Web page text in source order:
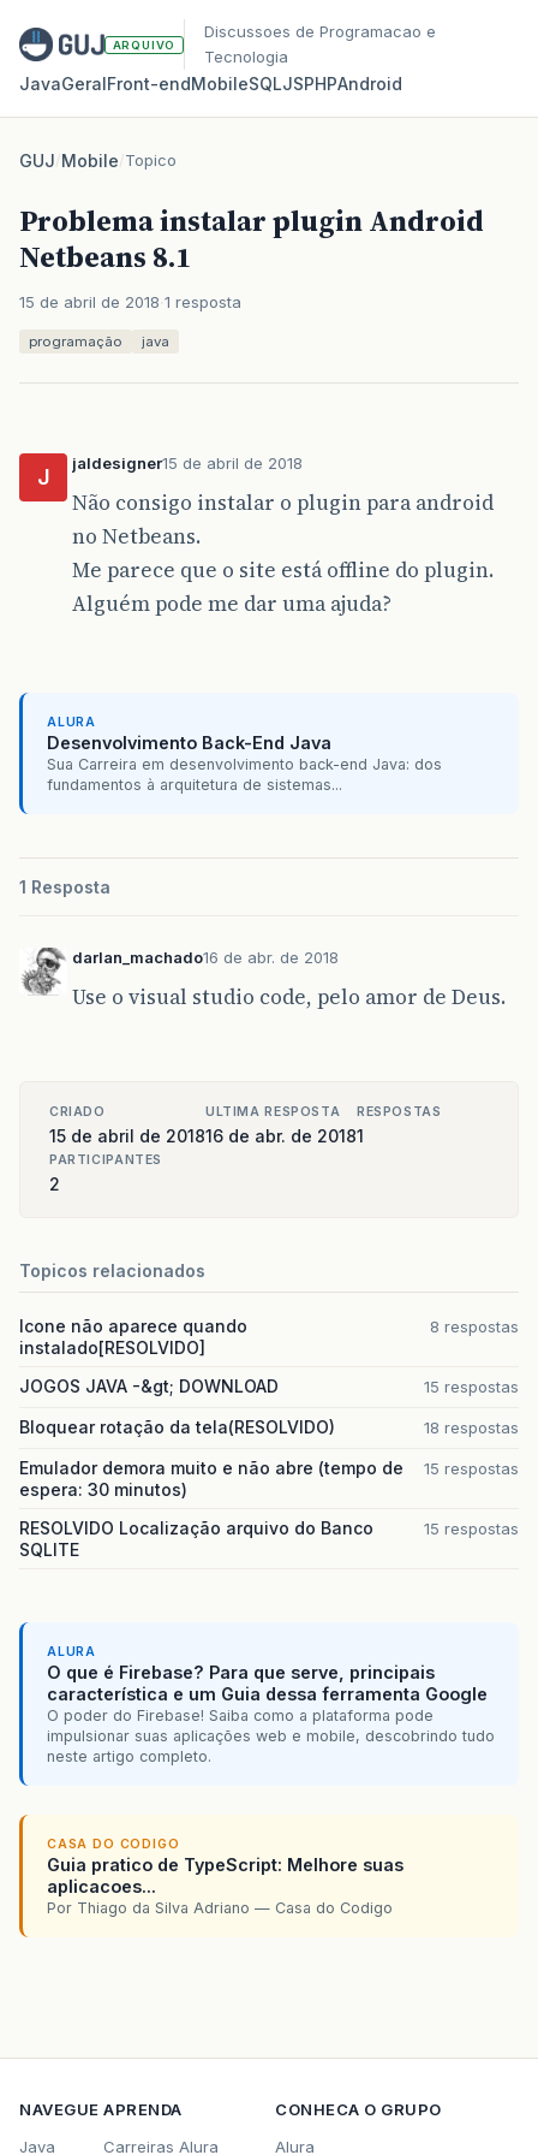
ARQUIVO
Discussoes de Programacao e
Tecnologia
JavaGeralFront‑endMobileSQLJSPHPAndroid
GUJ/Mobile/Topico
Problema instalar plugin Android
Netbeans 8.1
15 de abril de 2018 1 resposta
programação java
J
jaldesigner15 de abril de 2018
Não consigo instalar o plugin para android
no Netbeans.
Me parece que o site está offline do plugin.
Alguém pode me dar uma ajuda?
ALURA
Desenvolvimento Back-End Java
Sua Carreira em desenvolvimento back-end Java: dos
fundamentos à arquitetura de sistemas...
1 Resposta
darlan_machado16 de abr. de 2018
Use o visual studio code, pelo amor de Deus.
CRIADO
15 de abril de 2018
ULTIMA RESPOSTA
16 de abr. de 2018
RESPOSTAS
1
PARTICIPANTES
2
Topicos relacionados
Icone não aparece quando
instalado[RESOLVIDO]
8 respostas
JOGOS JAVA -&gt; DOWNLOAD 15 respostas
Bloquear rotação da tela(RESOLVIDO) 18 respostas
Emulador demora muito e não abre (tempo de
espera: 30 minutos)
15 respostas
RESOLVIDO Localização arquivo do Banco
SQLITE
15 respostas
ALURA
O que é Firebase? Para que serve, principais
característica e um Guia dessa ferramenta Google
O poder do Firebase! Saiba como a plataforma pode
impulsionar suas aplicações web e mobile, descobrindo tudo
neste artigo completo.
CASA DO CODIGO
Guia pratico de TypeScript: Melhore suas
aplicacoes...
Por Thiago da Silva Adriano — Casa do Codigo
NAVEGUE
Java
APRENDA
Carreiras Alura
CONHECA O GRUPO
Alura